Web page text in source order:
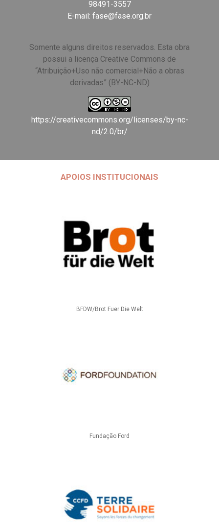
98491-3557
E-mail: fase@fase.org.br
Somente alguns direitos reservados. Esta obra
possui a licença Creative Commons de
“Atribuição+Uso não comercial+Não a obras
derivadas” (BY-NC-ND)
https://creativecommons.org/licenses/by-nc-
nd/2.0/br/
APOIOS INSTITUCIONAIS
BFDW/Brot Fuer Die Welt
Fundação Ford